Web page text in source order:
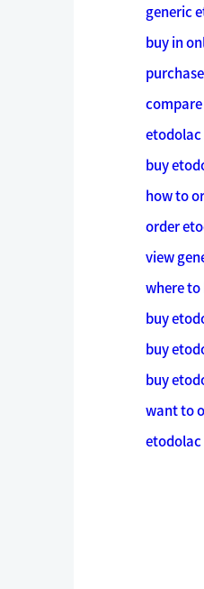
generic
buy in
etodolac
buy
how to
order
view
where
buy
buy
buy
want to
etodolac